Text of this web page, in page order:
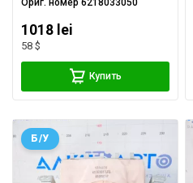
Ориг. номер6218033050
1018 lei
58 $
Купить
Б/У